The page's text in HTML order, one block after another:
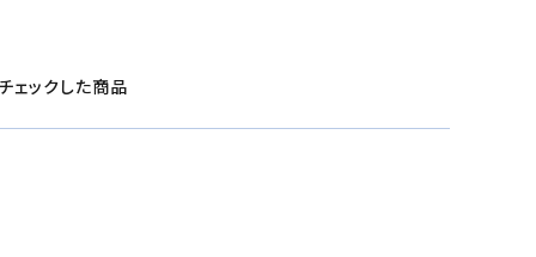
ェックした商品